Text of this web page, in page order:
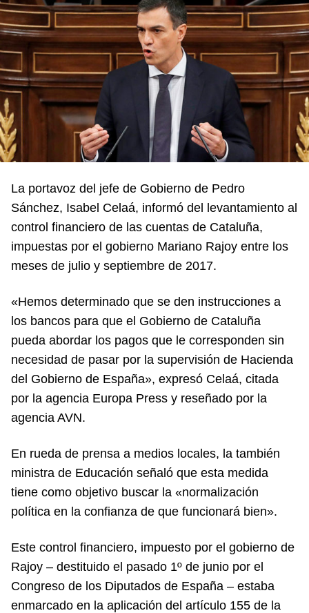
La portavoz del jefe de Gobierno de Pedro
Sánchez, Isabel Celaá, informó del levantamiento al
control financiero de las cuentas de Cataluña,
impuestas por el gobierno Mariano Rajoy entre los
meses de julio y septiembre de 2017.
«Hemos determinado que se den instrucciones a
los bancos para que el Gobierno de Cataluña
pueda abordar los pagos que le corresponden sin
necesidad de pasar por la supervisión de Hacienda
del Gobierno de España», expresó Celaá, citada
por la agencia Europa Press y reseñado por la
agencia AVN.
En rueda de prensa a medios locales, la también
ministra de Educación señaló que esta medida
tiene como objetivo buscar la «normalización
política en la confianza de que funcionará bien».
Este control financiero, impuesto por el gobierno de
Rajoy – destituido el pasado 1º de junio por el
Congreso de los Diputados de España – estaba
enmarcado en la aplicación del artículo 155 de la